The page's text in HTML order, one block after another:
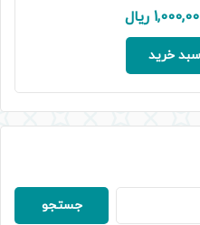
1,200,000 ریال
ریالقیمت
خرید
جستجو